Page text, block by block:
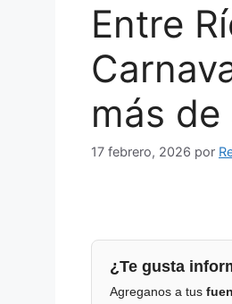
Entre
más
17 febrero, 2026 por
¿Te gusta
Agreganos a tus